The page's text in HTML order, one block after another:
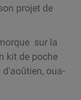
projet de
sur la
kit de poche
oua-